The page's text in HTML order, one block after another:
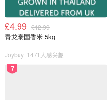
£4.99 £12.99
青龙泰国香米 5kg
Joybuy 1471人感兴趣
7